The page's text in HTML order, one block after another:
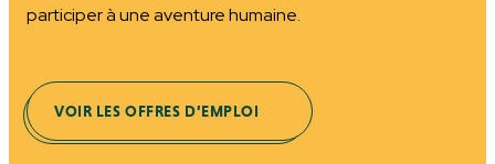
participer à une aventure humaine.
VOIR LES OFFRES D’EMPLOI